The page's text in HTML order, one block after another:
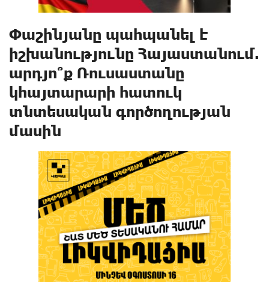
Փաշինյանը պահպանել է
իշխանությունը Հայաստանում.
արդյո՞ք Ռուսաստանը
կհայտարարի հատուկ
տնտեսական գործողության
մասին